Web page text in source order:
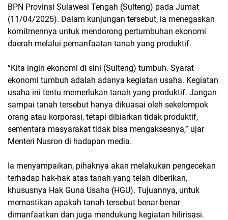
BPN Provinsi Sulawesi Tengah (Sulteng) pada Jumat
(11/04/2025). Dalam kunjungan tersebut, ia menegaskan
komitmennya untuk mendorong pertumbuhan ekonomi
daerah melalui pemanfaatan tanah yang produktif.
“Kita ingin ekonomi di sini (Sulteng) tumbuh. Syarat
ekonomi tumbuh adalah adanya kegiatan usaha. Kegiatan
usaha ini tentu memerlukan tanah yang produktif. Jangan
sampai tanah tersebut hanya dikuasai oleh sekelompok
orang atau korporasi, tetapi dibiarkan tidak produktif,
sementara masyarakat tidak bisa mengaksesnya,” ujar
Menteri Nusron di hadapan media.
Ia menyampaikan, pihaknya akan melakukan pengecekan
terhadap hak-hak atas tanah yang telah diberikan,
khususnya Hak Guna Usaha (HGU). Tujuannya, untuk
memastikan apakah tanah tersebut benar-benar
dimanfaatkan dan juga mendukung kegiatan hilirisasi.